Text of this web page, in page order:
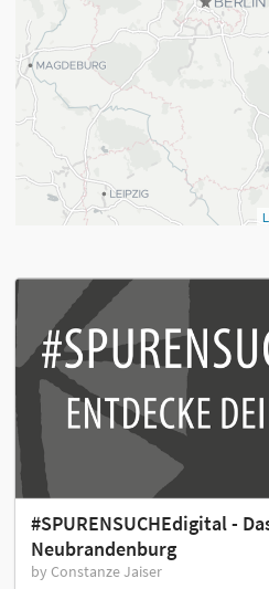
#SPURENSUCHEdigital -
Neubrandenburg
by Constanze Jaiser